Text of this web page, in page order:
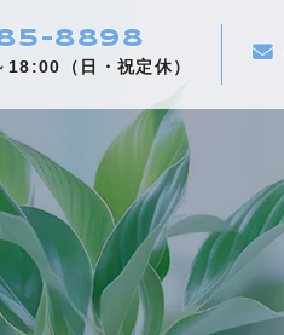
8898
（日・祝定休）
当社
おすすめ
施工メ